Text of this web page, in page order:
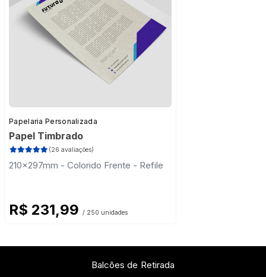
Papelaria Personalizada
Papel Timbrado
(26 avaliações)
210x297mm - Colorido Frente - Refile
R$ 231,99 / 250 unidades
Balcões de Retirada